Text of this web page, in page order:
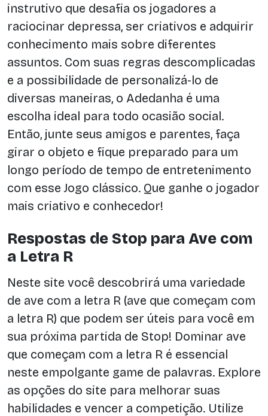
instrutivo que desafia os jogadores a
raciocinar depressa, ser criativos e adquirir
conhecimento mais sobre diferentes
assuntos. Com suas regras descomplicadas
e a possibilidade de personalizá-lo de
diversas maneiras, o Adedanha é uma
escolha ideal para todo ocasião social.
Então, junte seus amigos e parentes, faça
girar o objeto e fique preparado para um
longo período de tempo de entretenimento
com esse Jogo clássico. Que ganhe o jogador
mais criativo e conhecedor!
Respostas de Stop para Ave com
a Letra R
Neste site você descobrirá uma variedade
de ave com a letra R (ave que começam com
a letra R) que podem ser úteis para você em
sua próxima partida de Stop! Dominar ave
que começam com a letra R é essencial
neste empolgante game de palavras. Explore
as opções do site para melhorar suas
habilidades e vencer a competição. Utilize